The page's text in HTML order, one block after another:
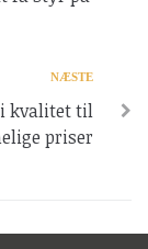
NÆSTE
kvalitet til
priser